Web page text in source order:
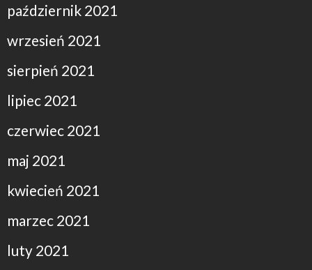
październik 2021
wrzesień 2021
sierpień 2021
lipiec 2021
czerwiec 2021
maj 2021
kwiecień 2021
marzec 2021
luty 2021